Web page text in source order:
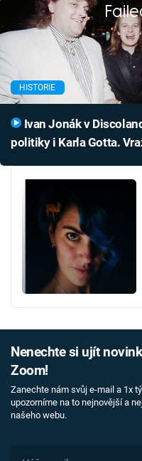
HISTORIE
politiky i Karla Gotta.
Nenechte si ujít
Zoom!
Zanechte nám svůj e-mail a 1x
upozorníme na to nejnovější a
našeho webu.